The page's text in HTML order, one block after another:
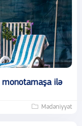
monotamaşa ilə
Mədəniyyət